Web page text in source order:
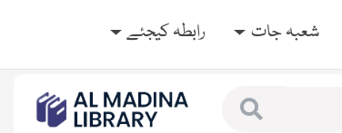
شعبہ جات رابطہ کیجئے